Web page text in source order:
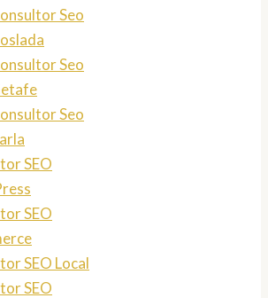
Seo
Seo
Seo
SEO
SEO
SEO Local
SEO